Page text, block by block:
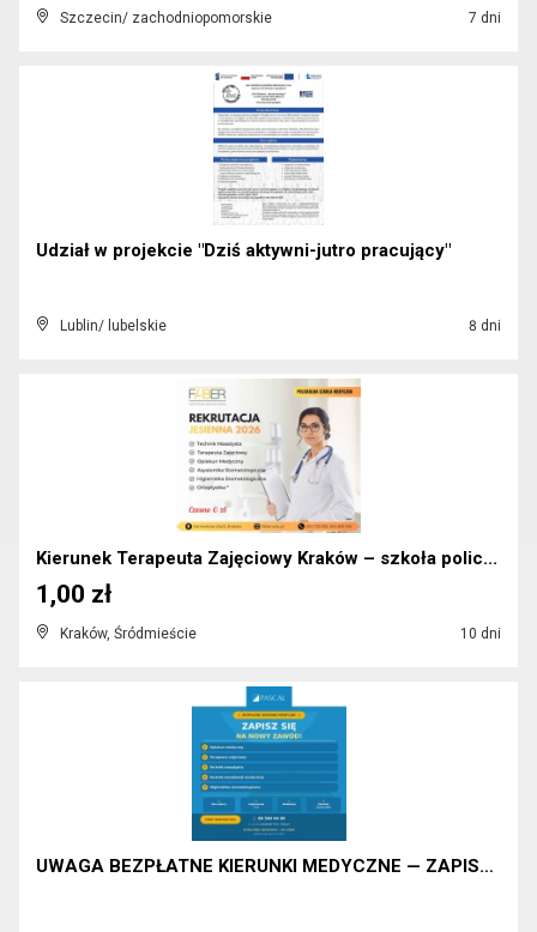
Szczecin/ zachodniopomorskie 7 dni
Udział w projekcie "Dziś aktywni-jutro pracujący"
Lublin/ lubelskie 8 dni
Kierunek Terapeuta Zajęciowy Kraków – szkoła polic...
Kraków, Śródmieście 10 dni
1,00 zł
UWAGA BEZPŁATNE KIERUNKI MEDYCZNE — ZAPISZ SIĘ